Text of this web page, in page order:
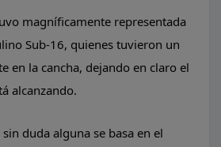
magníficamente representada
Sub-16, quienes tuvieron un
en la cancha, dejando en claro el
alcanzando.
duda alguna se basa en el